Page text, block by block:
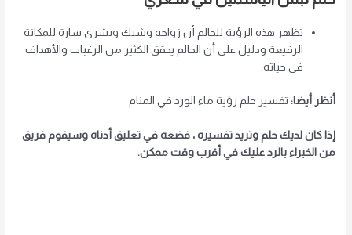
تظهر هذه الرؤية للحالم أن زواجه وشيك وبشرى سارة للمكانة
الرفيعة ودليل على أن الحالم يحقق الكثير من الرغبات والأهداف
في حياته.
أنظر أيضا: تفسير حلم رؤية ماء الورد في المنام
إذا كان لديك حلم وتريد تفسيره ، فضعه في تعليق أدناه وسيقوم فريق
من الخبراء بالرد عليك في أقرب وقت ممكن.